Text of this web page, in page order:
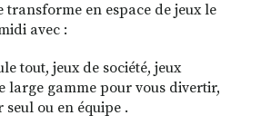
transforme en espace de jeux le
avec :
tout, jeux de société, jeux
large gamme pour vous divertir,
ou en équipe .